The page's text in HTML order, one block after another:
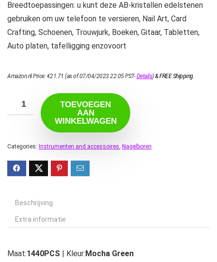
Breedtoepassingen: u kunt deze AB-kristallen edelstenen
gebruiken om uw telefoon te versieren, Nail Art, Card
Crafting, Schoenen, Trouwjurk, Boeken, Gitaar, Tabletten,
Auto platen, tafelligging enzovoort
Amazon.nl Price:€21.71 (as of 07/04/2023 22:05 PST-Details)&FREE Shipping.
TOEVOEGEN
AAN
WINKELWAGEN
Categories: Instrumenten and accessoires, Nagelboren
Beschrijving
Extra informatie
Maat:1440PCS | Kleur:Mocha Green